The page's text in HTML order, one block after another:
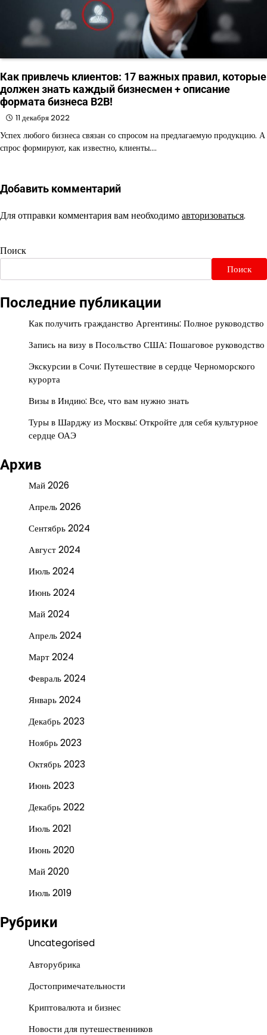
Как привлечь клиентов: 17 важных правил, которые
должен знать каждый бизнесмен + описание
формата бизнеса B2B!
11 декабря 2022
Успех любого бизнеса связан со спросом на предлагаемую продукцию. А
спрос формируют, как известно, клиенты.…
Добавить комментарий
Для отправки комментария вам необходимоавторизоваться.
Поиск
Поиск
Последние публикации
Как получить гражданство Аргентины: Полное руководство
Запись на визу в Посольство США: Пошаговое руководство
Экскурсии в Сочи: Путешествие в сердце Черноморского
курорта
Визы в Индию: Все, что вам нужно знать
Туры в Шарджу из Москвы: Откройте для себя культурное
сердце ОАЭ
Архив
Май 2026
Апрель 2026
Сентябрь 2024
Август 2024
Июль 2024
Июнь 2024
Май 2024
Апрель 2024
Март 2024
Февраль 2024
Январь 2024
Декабрь 2023
Ноябрь 2023
Октябрь 2023
Июнь 2023
Декабрь 2022
Июль 2021
Июнь 2020
Май 2020
Июль 2019
Рубрики
Uncategorised
Авторубрика
Достопримечательности
Криптовалюта и бизнес
Новости для путешественников